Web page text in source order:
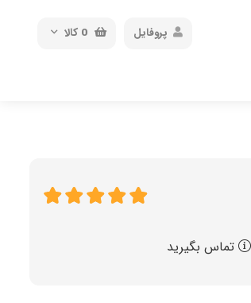
0 کالا پروفایل
تماس بگیرید